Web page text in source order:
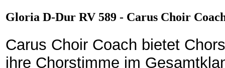
Gloria D-Dur RV 589 - Carus Choir
Carus Choir Coach bietet
ihre Chorstimme im